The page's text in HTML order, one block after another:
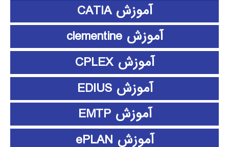
آموزش CATIA
آموزش clementine
آموزش CPLEX
آموزش EDIUS
آموزش EMTP
آموزش ePLAN